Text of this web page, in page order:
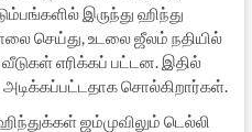
இருந்து ஹிந்து
செய்து, உடலை ஜீலம் நதியில்
எரிக்கப் பட்டன. இதில்
சொல்கிறார்கள்.
ஜம்முவிலும் டெல்லி